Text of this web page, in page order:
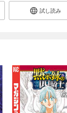
試し読み